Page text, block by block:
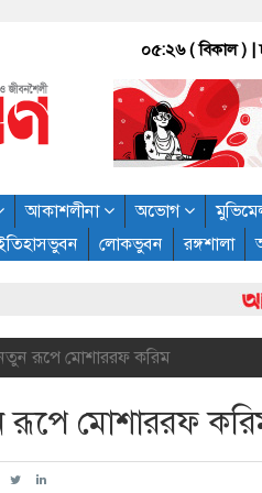
০৫:২৬ ( বিকাল ) |
আকাশলীনা অভোগ
লোকভুবন রঙ্গশালা
নতুন রূপে মোশাররফ করিম
রূপে মোশাররফ